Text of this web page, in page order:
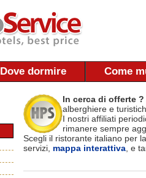
Dove dormire Come
In cerca di offerte ?
alberghiere e
I nostri affiliati
rimanere sempre
Scegli il ristorante italiano per
servizi, mappa interattiva , e